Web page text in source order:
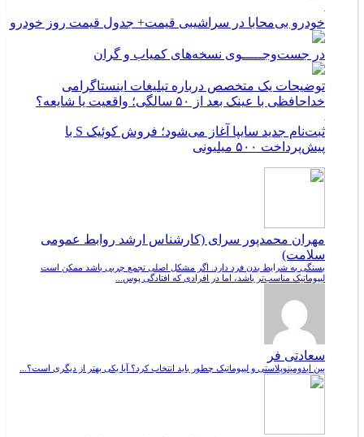
خودرو بی‌محابا در سراشیبی قیمت+ جدول قیمت روز خودرو
در جست‌وجـــــوی نسخه‌های کمیاب و گران
توضیحات یک متخصص درباره تبلیغات اینستاگرامی
خداحافظی با عینک بعد از ۵۰ سالگی؛ واقعیت یا شایعه؟
ثبت‌نام جدید سایپا آغاز می‌شود؛ فروش کوئیک S با
پیش‌پرداخت ۵۰۰ میلیونی
مهران محمدپور سرای (کارشناس ارشد روابط عمومی
سلامت)
بستگی به شرایط بدن فرد دارد. اگر مشکل اصلی تجمع چربی باشد ممکن است
لیپوماتیک مناسب‌تر باشد، اما در افرادی که افتادگی پوس...
سعادتی فر
بین ابدومینوپلاستی و لیپوماتیک چطور باید انتخاب کرد؟ آیا یکی بهتر از دیگری است؟...